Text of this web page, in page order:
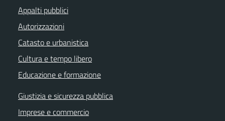
Appalti pubblici
Autorizzazioni
Catasto e urbanistica
Cultura e tempo libero
Educazione e formazione
Giustizia e sicurezza pubblica
Imprese e commercio